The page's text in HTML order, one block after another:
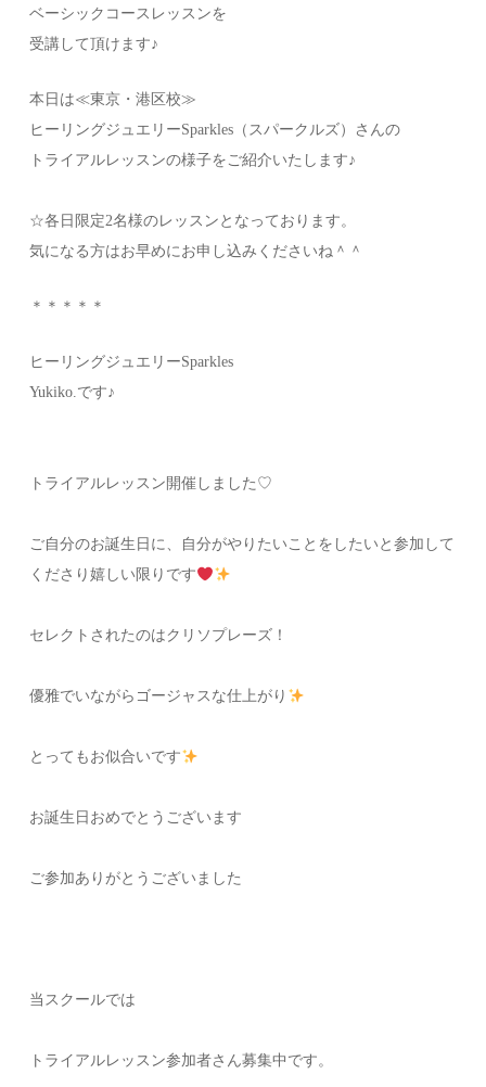
ベーシックコースレッスンを
受講して頂けます♪
本日は≪東京・港区校≫
ヒーリングジュエリーSparkles（スパークルズ）さんの
トライアルレッスンの様子をご紹介いたします♪
☆各日限定2名様のレッスンとなっております。
気になる方はお早めにお申し込みくださいね＾＾
＊＊＊＊＊
ヒーリングジュエリーSparkles
Yukiko.です♪
トライアルレッスン開催しました♡
ご自分のお誕生日に、自分がやりたいことをしたいと参加して
くださり嬉しい限りです
セレクトされたのはクリソプレーズ！
優雅でいながらゴージャスな仕上がり
とってもお似合いです
お誕生日おめでとうございます
ご参加ありがとうございました
当スクールでは
トライアルレッスン参加者さん募集中です。